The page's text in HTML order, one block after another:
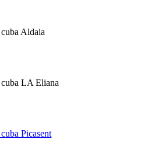
Aldaia
LA Eliana
Picasent